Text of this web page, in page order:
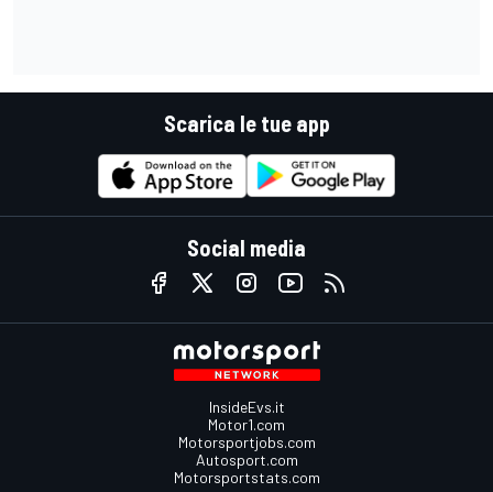
Scarica le tue app
Social media
InsideEvs.it
Motor1.com
Motorsportjobs.com
Autosport.com
Motorsportstats.com